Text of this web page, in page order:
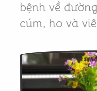
bệnh về
cúm, ho và